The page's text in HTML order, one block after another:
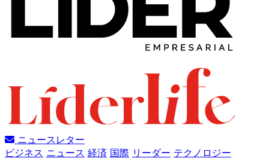
ニュースレター
ビジネス ニュース 経済 国際 リーダー テクノロジー